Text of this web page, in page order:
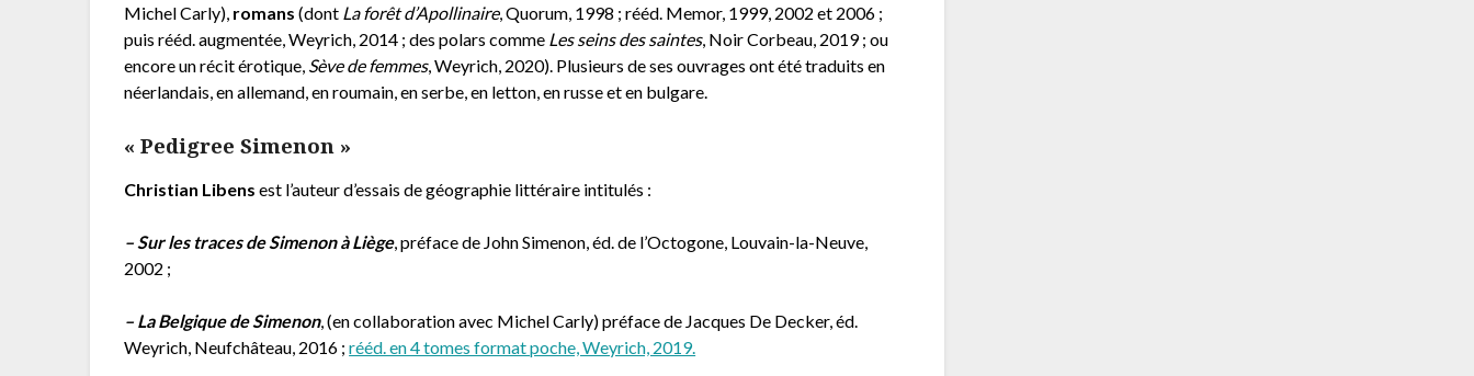
Michel Carly), romans (dont La forêt d’Apollinaire, Quorum, 1998 ; rééd. Memor, 1999, 2002 et 2006 ;
puis rééd. augmentée, Weyrich, 2014 ; des polars comme Les seins des saintes, Noir Corbeau, 2019 ; ou
encore un récit érotique, Sève de femmes, Weyrich, 2020). Plusieurs de ses ouvrages ont été traduits en
néerlandais, en allemand, en roumain, en serbe, en letton, en russe et en bulgare.
« Pedigree Simenon »
Christian Libens est l’auteur d’essais de géographie littéraire intitulés :
– Sur les traces de Simenon à Liège, préface de John Simenon, éd. de l’Octogone, Louvain-la-Neuve,
2002 ;
– La Belgique de Simenon, (en collaboration avec Michel Carly) préface de Jacques De Decker, éd.
Weyrich, Neufchâteau, 2016 ;rééd. en 4 tomes format poche, Weyrich, 2019.